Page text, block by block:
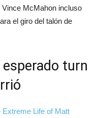
McMahon incluso
el giro del talón de
turn
Extreme Life of Matt